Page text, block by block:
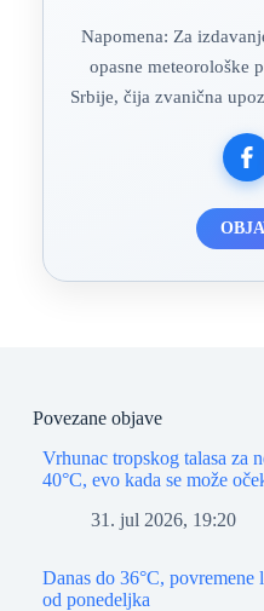
Napomena: Za
opasne meteorološke
Srbije, čija zvanična
Povezane objave
Vrhunac tropskog talasa za
40°C, evo kada se može
31. jul 2026, 19:20
Danas do 36°C,
od ponedeljka